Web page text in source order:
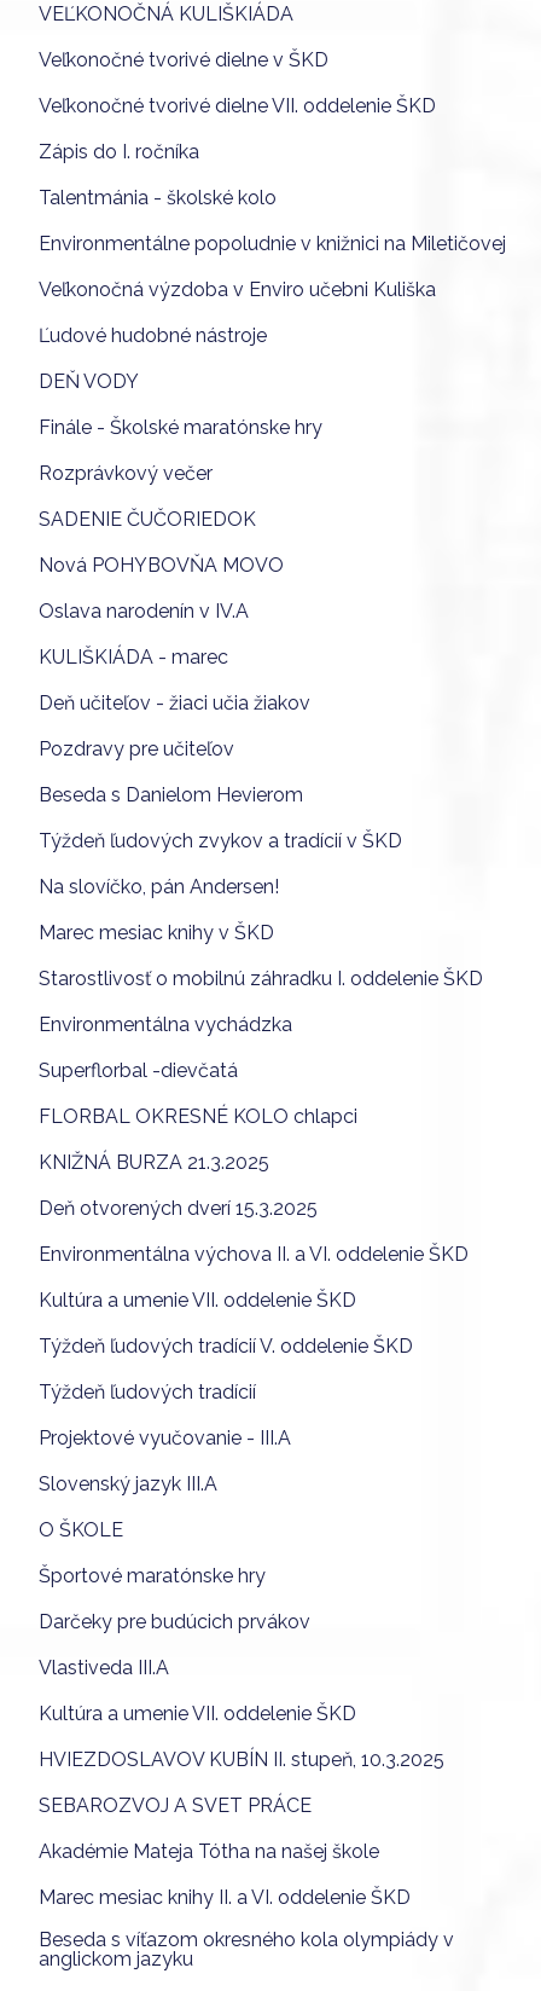
VEĽKONOČNÁ KULIŠKIÁDA
Veľkonočné tvorivé dielne v ŠKD
Veľkonočné tvorivé dielne VII. oddelenie ŠKD
Zápis do I. ročníka
Talentmánia - školské kolo
Environmentálne popoludnie v knižnici na Miletičovej
Veľkonočná výzdoba v Enviro učebni Kuliška
Ľudové hudobné nástroje
DEŇ VODY
Finále - Školské maratónske hry
Rozprávkový večer
SADENIE ČUČORIEDOK
Nová POHYBOVŇA MOVO
Oslava narodenín v IV.A
KULIŠKIÁDA - marec
Deň učiteľov - žiaci učia žiakov
Pozdravy pre učiteľov
Beseda s Danielom Hevierom
Týždeň ľudových zvykov a tradícií v ŠKD
Na slovíčko, pán Andersen!
Marec mesiac knihy v ŠKD
Starostlivosť o mobilnú záhradku I. oddelenie ŠKD
Environmentálna vychádzka
Superflorbal -dievčatá
FLORBAL OKRESNÉ KOLO chlapci
KNIŽNÁ BURZA 21.3.2025
Deň otvorených dverí 15.3.2025
Environmentálna výchova II. a VI. oddelenie ŠKD
Kultúra a umenie VII. oddelenie ŠKD
Týždeň ľudových tradícií V. oddelenie ŠKD
Týždeň ľudových tradícií
Projektové vyučovanie - III.A
Slovenský jazyk III.A
O ŠKOLE
Športové maratónske hry
Darčeky pre budúcich prvákov
Vlastiveda III.A
Kultúra a umenie VII. oddelenie ŠKD
HVIEZDOSLAVOV KUBÍN II. stupeň, 10.3.2025
SEBAROZVOJ A SVET PRÁCE
Akadémie Mateja Tótha na našej škole
Marec mesiac knihy II. a VI. oddelenie ŠKD
Beseda s víťazom okresného kola olympiády v
anglickom jazyku